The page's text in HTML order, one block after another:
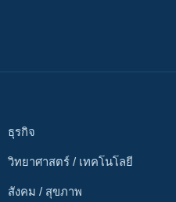
ธุรกิจ
วิทยาศาสตร์ / เทคโนโลยี
สังคม / สุขภาพ